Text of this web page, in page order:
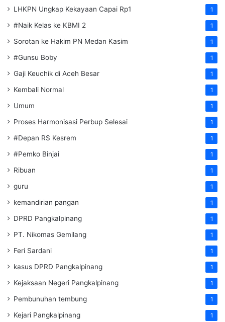
LHKPN Ungkap Kekayaan Capai Rp1 1
#Naik Kelas ke KBMI 2 1
Sorotan ke Hakim PN Medan Kasim 1
#Gunsu Boby 1
Gaji Keuchik di Aceh Besar 1
Kembali Normal 1
Umum 1
Proses Harmonisasi Perbup Selesai 1
#Depan RS Kesrem 1
#Pemko Binjai 1
Ribuan 1
guru 1
kemandirian pangan 1
DPRD Pangkalpinang 1
PT. Nikomas Gemilang 1
Feri Sardani 1
kasus DPRD Pangkalpinang 1
Kejaksaan Negeri Pangkalpinang 1
Pembunuhan tembung 1
Kejari Pangkalpinang 1